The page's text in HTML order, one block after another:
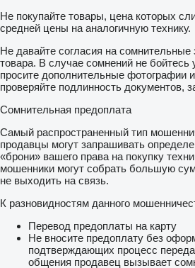
Не покупайте товары, цена которых
средней цены на аналогичную технику.
Не давайте согласия на сомнительные
товара. В случае сомнений не бойтесь
просите дополнительные фотографии
проверяйте подлинность документов,
Сомнительная предоплата
Самый распространенный тип
продавцы могут запрашивать
«брони» вашего права на покупку
мошенники могут собрать большую
не выходить на связь.
К разновидностям данного
Перевод предоплаты на карту
Не вносите предоплату без
подтверждающих процесс
общения продавец вызывает